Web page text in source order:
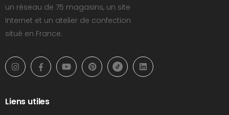
un réseau de 75 magasins, un site
Internet et un atelier de confection
situé en France.
Liens utiles